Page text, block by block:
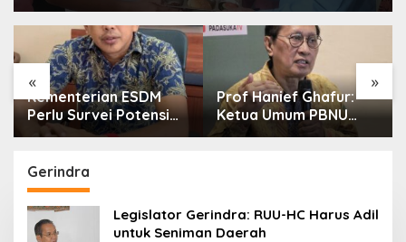
« »
Kementerian ESDM
Perlu Survei Potensi
Helium di Sesar Palu-
untuk Mendukung
Industri Teknologi
Masa Depan
Prof Hanief Ghafur:
Ketua Umum PBNU
Harus Diseleksi Ahwa
Gerindra
Legislator Gerindra: RUU-HC Harus Adil
untuk Seniman Daerah